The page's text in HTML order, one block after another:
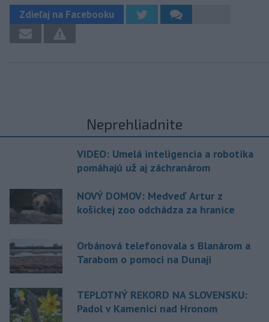
Zdieľaj na Facebooku
Neprehliadnite
VIDEO: Umelá inteligencia a robotika
pomáhajú už aj záchranárom
NOVÝ DOMOV: Medveď Artur z
košickej zoo odchádza za hranice
Orbánová telefonovala s Blanárom a
Tarabom o pomoci na Dunaji
TEPLOTNÝ REKORD NA SLOVENSKU:
Padol v Kamenici nad Hronom